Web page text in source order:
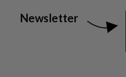
Newsletter